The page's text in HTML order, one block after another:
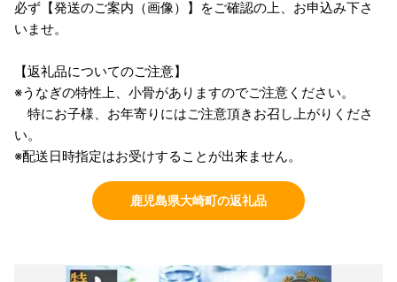
必ず【発送のご案内（画像）】をご確認の上、お申込み下さ
いませ。
【返礼品についてのご注意】
※うなぎの特性上、小骨がありますのでご注意ください。
特にお子様、お年寄りにはご注意頂きお召し上がりくださ
い。
※配送日時指定はお受けすることが出来ません。
鹿児島県大崎町の返礼品